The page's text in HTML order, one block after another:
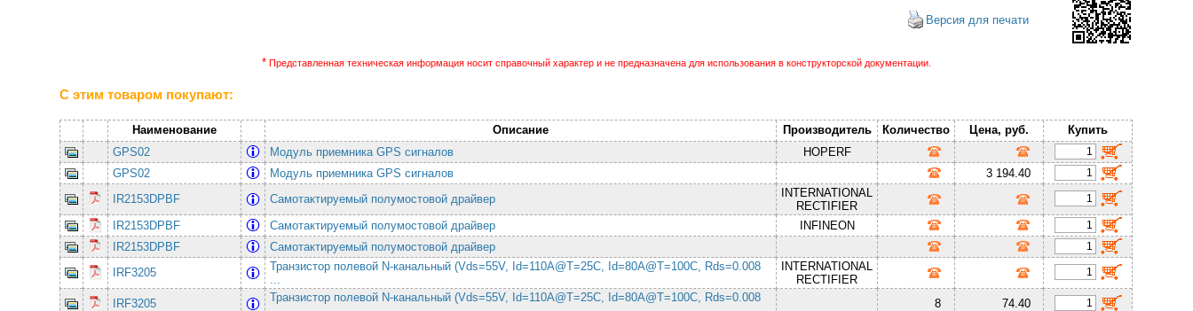
Версия для печати
* Представленная техническая информация носит справочный характер и не предназначена для использования в конструкторской документации.
С этим товаром покупают:
Наименование Описание Производитель Количество Цена, руб.
Купить
GPS02
Модуль приемника GPS сигналов
HOPERF
GPS02
Модуль приемника GPS сигналов
3 194.40
IR2153DPBF
Самотактируемый полумостовой драйвер
INTERNATIONAL
RECTIFIER
IR2153DPBF
Самотактируемый полумостовой драйвер
INFINEON
IR2153DPBF
Самотактируемый полумостовой драйвер
IRF3205
Транзистор полевой N-канальный (Vds=55V, Id=110A@T=25C, Id=80A@T=100C, Rds=0.008
INTERNATIONAL
RECTIFIER
IRF3205
Транзистор полевой N-канальный (Vds=55V, Id=110A@T=25C, Id=80A@T=100C, Rds=0.008
8 74.40